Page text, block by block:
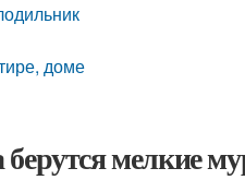
доме
мелкие